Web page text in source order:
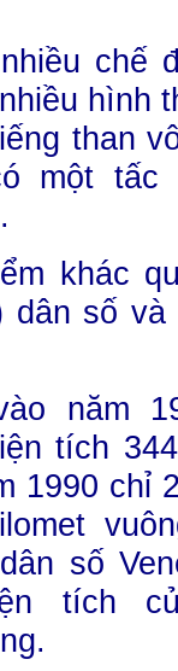
chế
hình
than
một
khác
số và
năm
tích
1990 chỉ
số
tích